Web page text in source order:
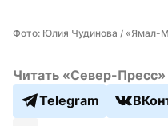
Фото: Юлия Чудинова / «Ямал-
Читать «Север-Пресс»
Telegram